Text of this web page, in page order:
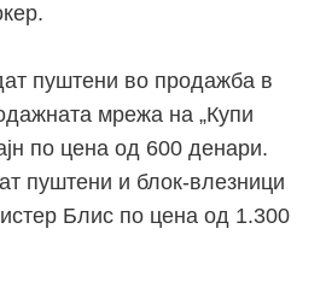
пуштени во продажба в
мрежа на „Купи
по цена од 600 денари.
пуштени и блок-влезници
Блис по цена од 1.300